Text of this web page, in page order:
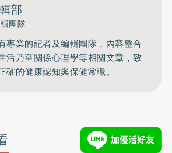
部
團隊
專業的記者及編輯團隊，內容整合
活乃至關係心理學等相關文章，致
確的健康認知與保健常識。